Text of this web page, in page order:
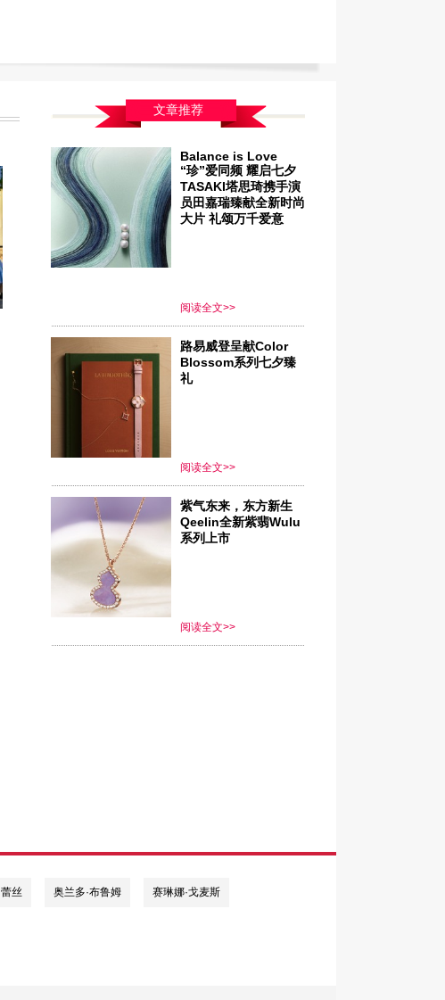
文章推荐
Balance is Love
“珍”爱同频 耀启七夕
TASAKI塔思琦携手演
员田嘉瑞臻献全新时尚
大片 礼颂万千爱意
阅读全文>>
路易威登呈献Color
Blossom系列七夕臻
礼
阅读全文>>
紫气东来，东方新生
Qeelin全新紫翡Wulu
系列上市
阅读全文>>
蕾丝 奥兰多·布鲁姆 赛琳娜·戈麦斯